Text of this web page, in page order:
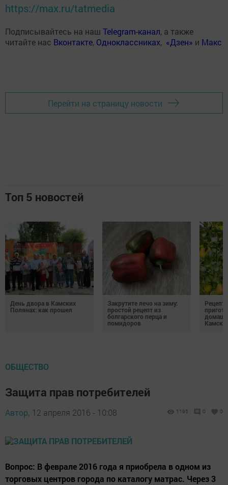
https://max.ru/tatmedia
Подписывайтесь на наш Telegram-канал, а также
читайте нас Вконтакте, Одноклассниках, «Дзен» и Макс
Перейти на страницу новости
Топ 5 новостей
День двора в Камских
Полянах: как прошел
Закрутите лечо на зиму:
простой рецепт из
болгарского перца и
помидоров
ОБЩЕСТВО
Защита прав потребителей
Автор, 12 апреля 2016 - 10:08 1195 0 0
Вопрос: В феврале 2016 года я приобрела в одном из
торговых центров города по каталогу матрас. Через 3